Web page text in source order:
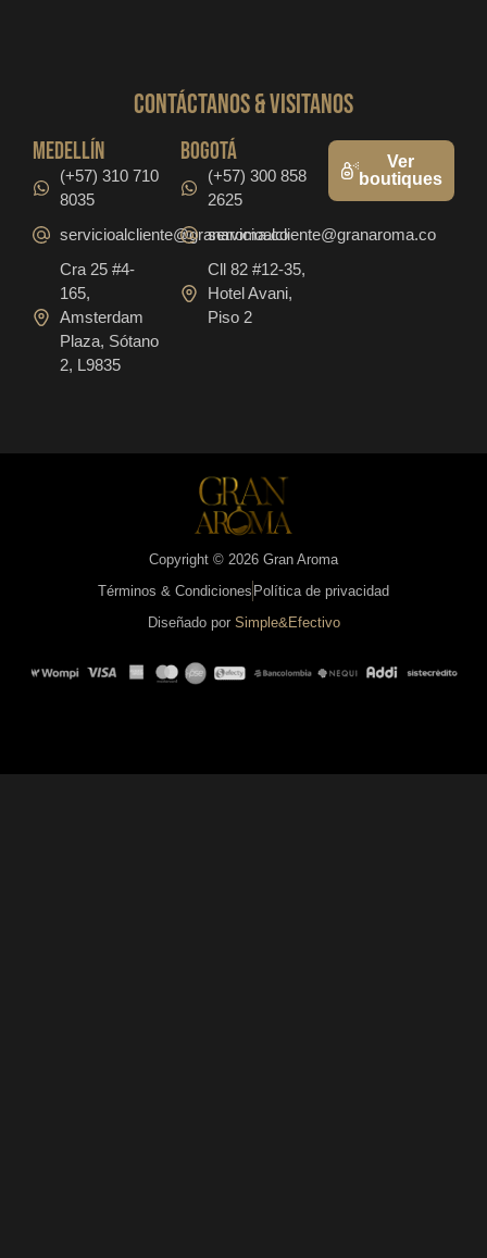
CONTáCTanos & VISITANOS
medellín
(+57) 310 710
8035
servicioalcliente@granaroma.co
Cra 25 #4-
165,
Amsterdam
Plaza, Sótano
2, L9835
bogotá
(+57) 300 858
2625
servicioalcliente@granaroma.co
Cll 82 #12-35,
Hotel Avani,
Piso 2
Ver
boutiques
Copyright © 2026 Gran Aroma
Términos & Condiciones Política de privacidad
Diseñado por Simple&Efectivo